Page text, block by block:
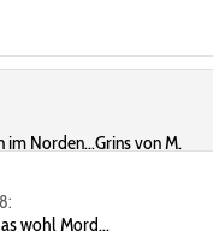
Norden...Grins von M.
wohl Mord...